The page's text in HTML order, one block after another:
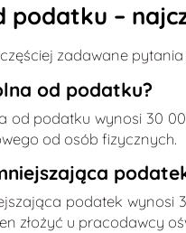
podatku –
zadawane
od podatku?
od podatku wynosi 30
od osób fizycznych.
podatek wynosi
złożyć u pracodawcy